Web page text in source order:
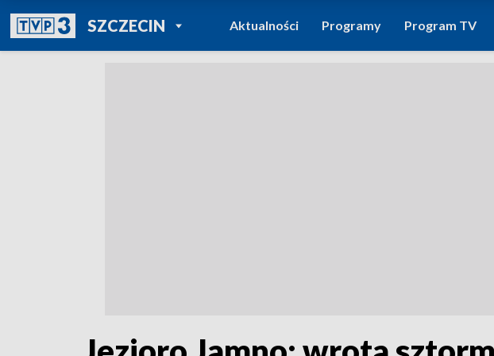
SZCZECINPOWRÓT DO
TVP REGIONY
Aktualności Programy Program TV